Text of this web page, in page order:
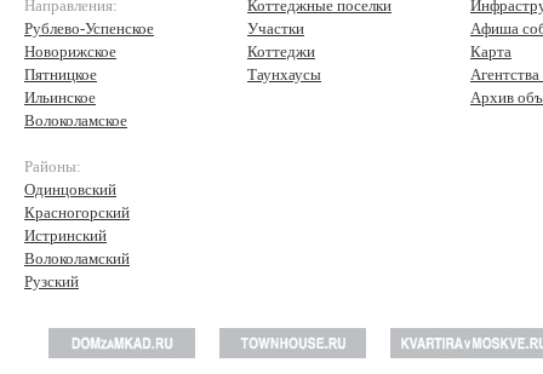
Направления:
Рублево-Успенское
Новорижское
Пятницкое
Ильинское
Волоколамское
Районы:
Одинцовский
Красногорский
Истринский
Волоколамский
Рузский
Коттеджные поселки
Участки
Коттеджи
Таунхаусы
Афиша
Карта
Архив